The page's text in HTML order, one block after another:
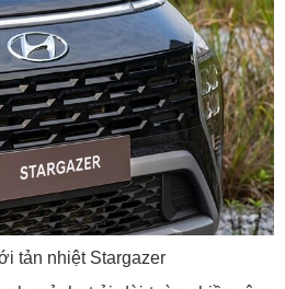
tản nhiệt Stargazer